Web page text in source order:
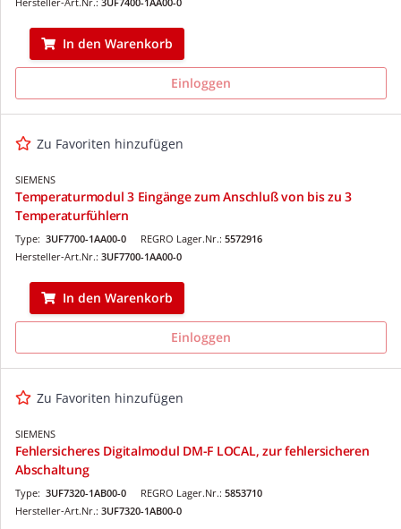
In den Warenkorb
Einloggen
Zu Favoriten hinzufügen
SIEMENS
Temperaturmodul 3 Eingänge zum Anschluß von bis zu 3
Temperaturfühlern
REGRO Lager.Nr.: 5572916
Type: 3UF7700-1AA00-0
Hersteller-Art.Nr.: 3UF7700-1AA00-0
In den Warenkorb
Einloggen
Zu Favoriten hinzufügen
SIEMENS
Fehlersicheres Digitalmodul DM-F LOCAL, zur fehlersicheren
Abschaltung
REGRO Lager.Nr.: 5853710
Type: 3UF7320-1AB00-0
Hersteller-Art.Nr.: 3UF7320-1AB00-0